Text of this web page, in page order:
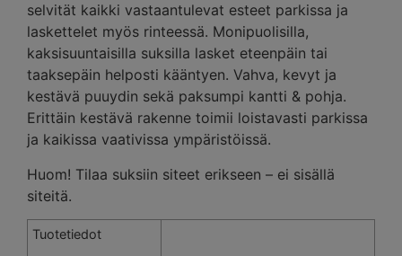
selvität kaikki vastaantulevat esteet parkissa ja
laskettelet myös rinteessä. Monipuolisilla,
kaksisuuntaisilla suksilla lasket eteenpäin tai
taaksepäin helposti kääntyen. Vahva, kevyt ja
kestävä puuydin sekä paksumpi kantti & pohja.
Erittäin kestävä rakenne toimii loistavasti parkissa
ja kaikissa vaativissa ympäristöissä.
Huom! Tilaa suksiin siteet erikseen – ei sisällä
siteitä.
Tuotetiedot